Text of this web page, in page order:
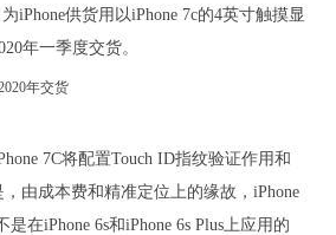
iPhone供货用以iPhone 7c的4英寸触摸显
年一季度交货。
7C将配置Touch ID指纹验证作用和
由成本费和精准定位上的缘故，iPhone
在iPhone 6s和iPhone 6s Plus上应用的